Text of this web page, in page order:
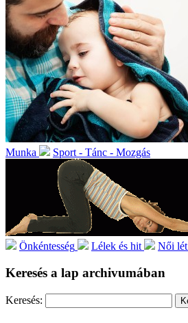
Munka
Sport - Tánc - Mozgás
Önkéntesség
Lélek és hit Női lét
Keresés a lap archivumában
Keresés: